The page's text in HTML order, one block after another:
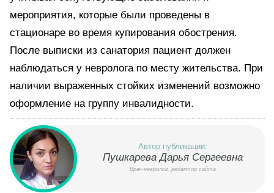
мероприятия, которые были проведены в
стационаре во время купирования обострения.
После выписки из санатория пациент должен
наблюдаться у невролога по месту жительства. При
наличии выраженных стойких изменений возможно
оформление на группу инвалидности.
Автор публикации:
Пушкарева Дарья Сергеевна
Врач-невролог, редактор сайта